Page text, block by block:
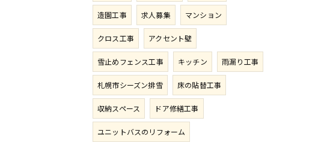
造園工事 求人募集 マンション
クロス工事 アクセント壁
雪止めフェンス工事 キッチン 雨漏り工事
札幌市シーズン排雪 床の貼替工事
収納スペース ドア修繕工事
ユニットバスのリフォーム